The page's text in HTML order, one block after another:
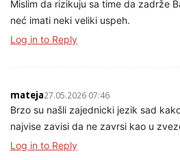
Mislim da rizikuju sa time da zadrže
neć imati neki veliki uspeh.
Log in to Reply
mateja27.05.2026 07:46
Brzo su našli zajednicki jezik sad
najvise zavisi da ne zavrsi kao u
Log in to Reply